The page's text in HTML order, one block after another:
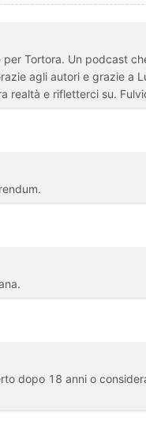
Tortora. Un podcast
agli autori e grazie a
realtà e rifletterci su.
dopo 18 anni o